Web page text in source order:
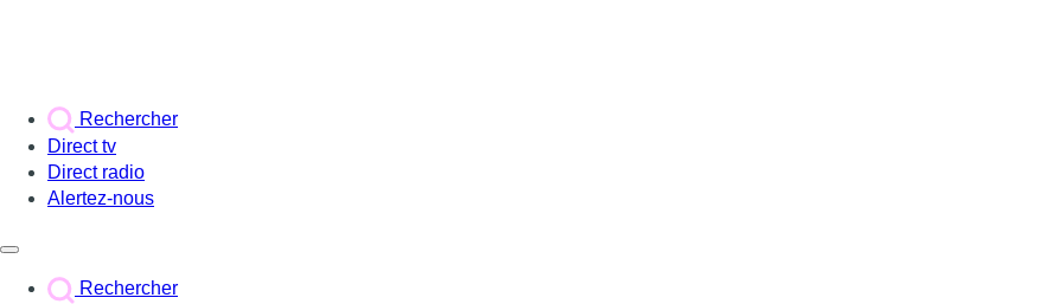
Rechercher
Direct tv
Direct radio
Alertez-nous
Rechercher